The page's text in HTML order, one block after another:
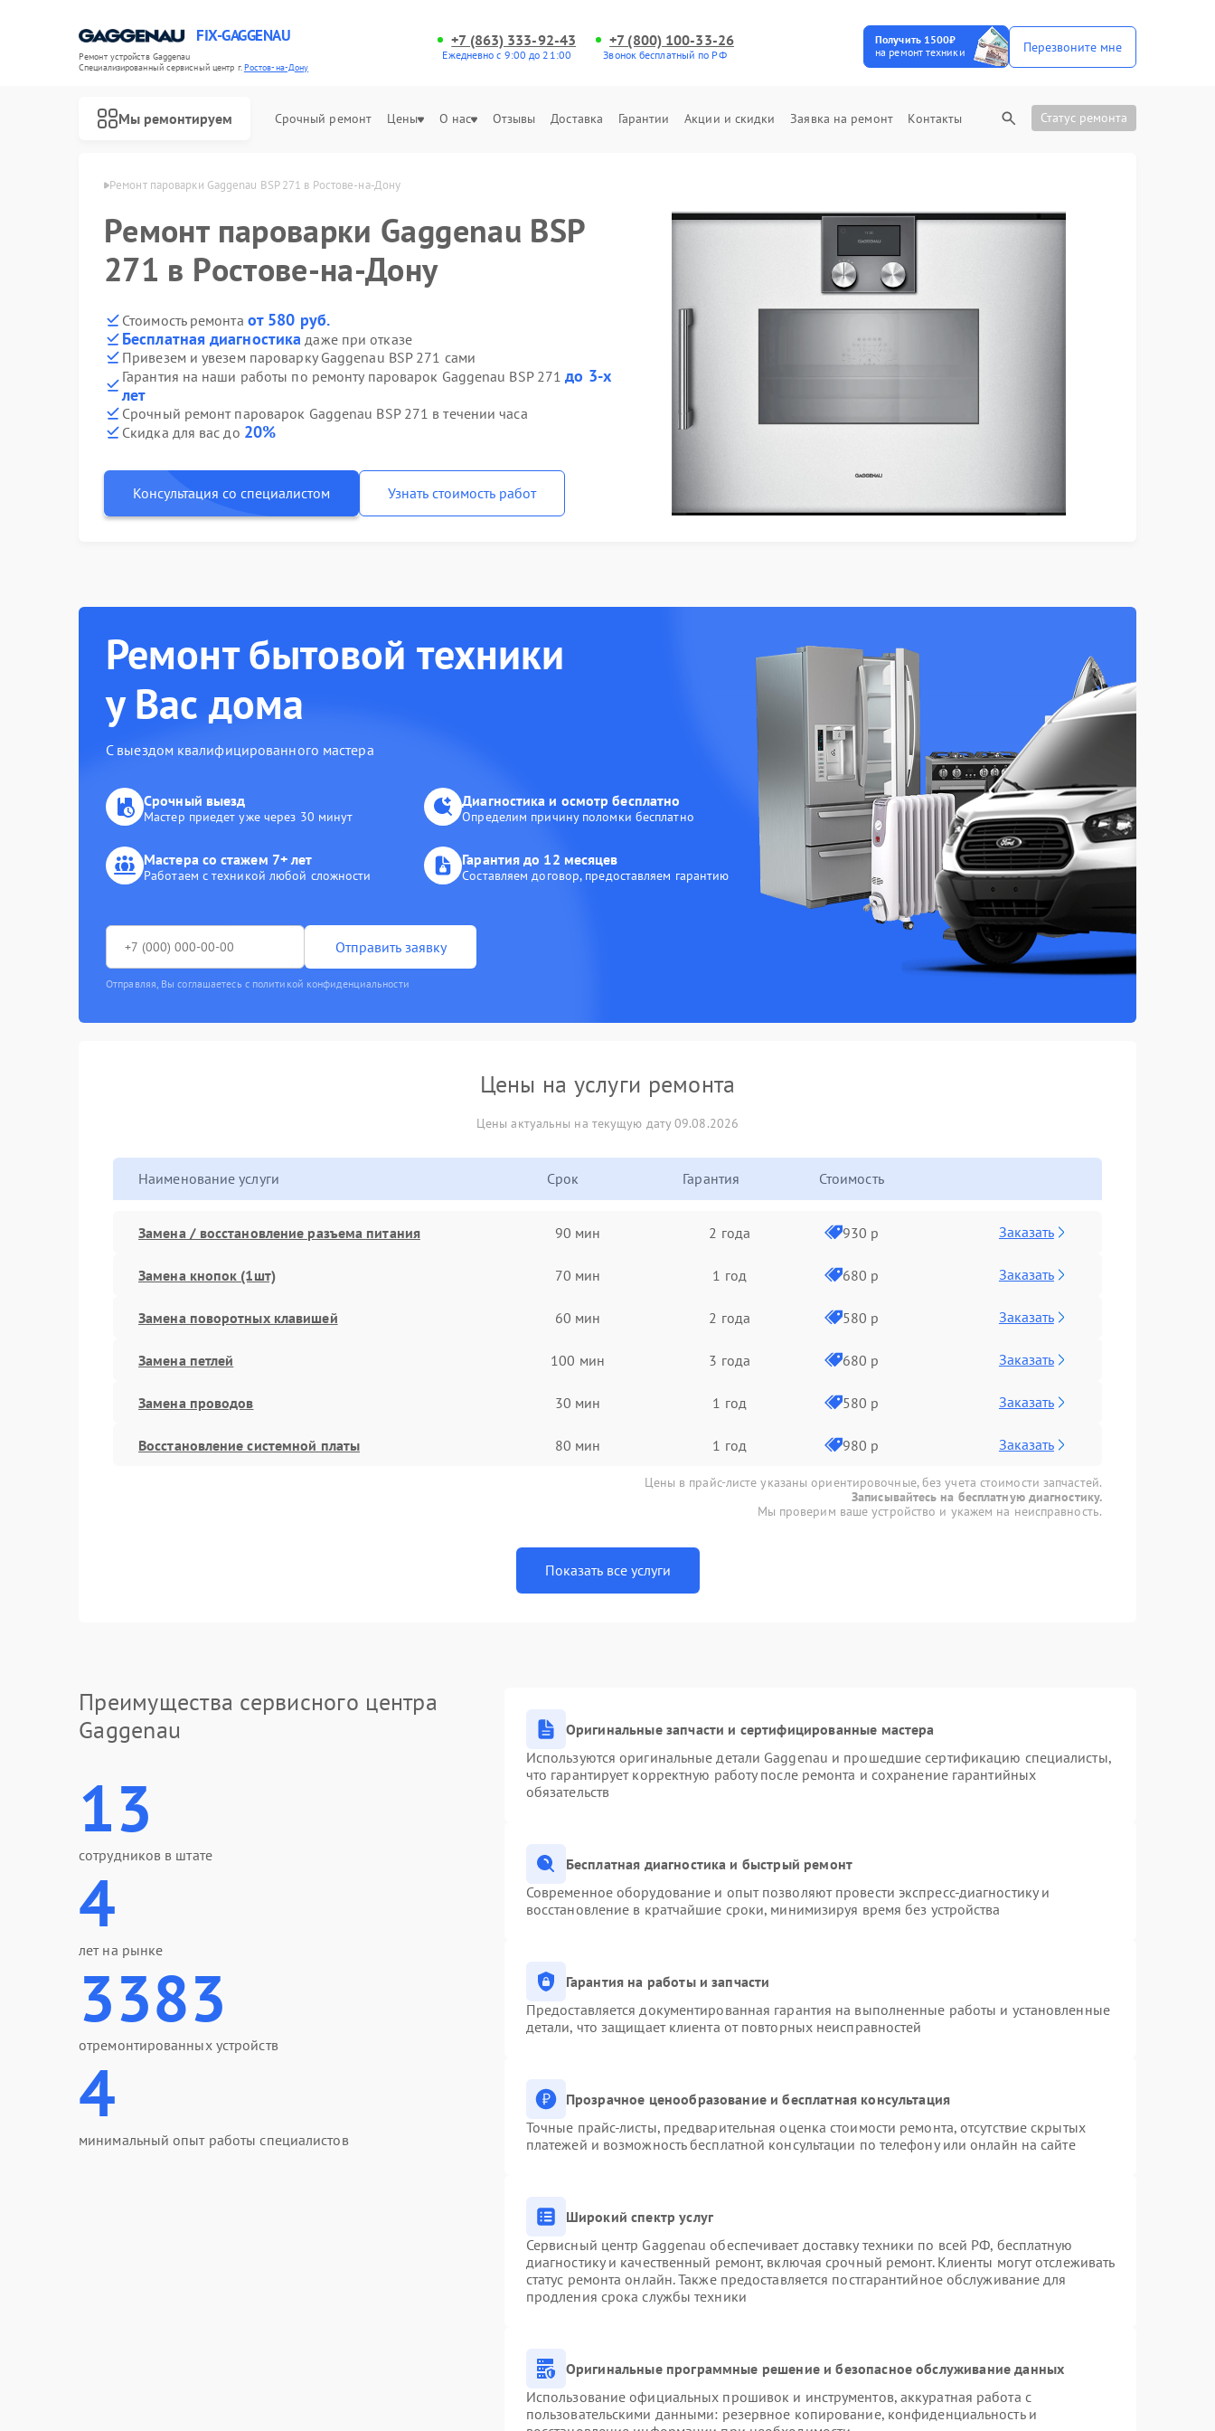
FIX-GAGGENAU
Ремонт устройств Gaggenau
Специализированный cервисный центр г.Ростов-на-Дону
+7 (863) 333-92-43
Ежедневно с 9:00 до 21:00
+7 (800) 100-33-26
Звонок бесплатный по РФ
Получить 1500₽
на ремонт техники
Перезвоните мне
Мы ремонтируем Срочный ремонт Цены О нас Отзывы Доставка Гарантии Акции и скидки Заявка на ремонт Контакты Статус ремонта
в Ростове-на-Дону Ремонт пароварки Gaggenau BSP 271 в Ростове-на-Дону
Ремонт пароварки Gaggenau BSP
271 в Ростове-на-Дону
Стоимость ремонта от 580 руб.
Бесплатная диагностика даже при отказе
Привезем и увезем пароварку Gaggenau BSP 271 сами
Гарантия на наши работы по ремонту пароварок Gaggenau BSP 271до 3-х
лет
Срочный ремонт пароварок Gaggenau BSP 271 в течении часа
Скидка для вас до 20%
Консультация со специалистом Узнать стоимость работ
Ремонт бытовой техники
у Вас дома
С выездом квалифицированного мастера
Срочный выезд
Мастер приедет уже через 30 минут
Диагностика и осмотр бесплатно
Определим причину поломки бесплатно
Мастера со стажем 7+ лет
Работаем с техникой любой сложности
Гарантия до 12 месяцев
Составляем договор, предоставляем гарантию
Отправить заявку
Отправляя, Вы соглашаетесь с политикой конфиденциальности
Цены на услуги ремонта
Цены актуальны на текущую дату 09.08.2026
Наименование услуги Срок Гарантия Стоимость
Замена / восстановление разъема питания 90 мин 2 года 930 р Заказать
Замена кнопок (1шт) 70 мин 1 год 680 р Заказать
Замена поворотных клавишей 60 мин 2 года 580 р Заказать
Замена петлей 100 мин 3 года 680 р Заказать
Замена проводов 30 мин 1 год 580 р Заказать
Восстановление системной платы 80 мин 1 год 980 р Заказать
Цены в прайс-листе указаны ориентировочные, без учета стоимости запчастей.
Записывайтесь на бесплатную диагностику.
Мы проверим ваше устройство и укажем на неисправность.
Показать все услуги
Преимущества сервисного центра
Gaggenau
13
сотрудников в штате
4
лет на рынке
3383
отремонтированных устройств
4
минимальный опыт работы специалистов
Оригинальные запчасти и сертифицированные мастера
Используются оригинальные детали Gaggenau и прошедшие сертификацию специалисты,
что гарантирует корректную работу после ремонта и сохранение гарантийных
обязательств
Бесплатная диагностика и быстрый ремонт
Современное оборудование и опыт позволяют провести экспресс-диагностику и
восстановление в кратчайшие сроки, минимизируя время без устройства
Гарантия на работы и запчасти
Предоставляется документированная гарантия на выполненные работы и установленные
детали, что защищает клиента от повторных неисправностей
Прозрачное ценообразование и бесплатная консультация
Точные прайс-листы, предварительная оценка стоимости ремонта, отсутствие скрытых
платежей и возможность бесплатной консультации по телефону или онлайн на сайте
Широкий спектр услуг
Сервисный центр Gaggenau обеспечивает доставку техники по всей РФ, бесплатную
диагностику и качественный ремонт, включая срочный ремонт. Клиенты могут отслеживать
статус ремонта онлайн. Также предоставляется постгарантийное обслуживание для
продления срока службы техники
Оригинальные программные решение и безопасное обслуживание данных
Использование официальных прошивок и инструментов, аккуратная работа с
пользовательскими данными: резервное копирование, конфиденциальность и